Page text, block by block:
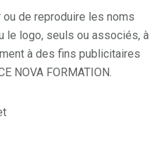
de reproduire les noms
le logo, seuls ou associés, à
à des fins publicitaires
NOVA FORMATION.